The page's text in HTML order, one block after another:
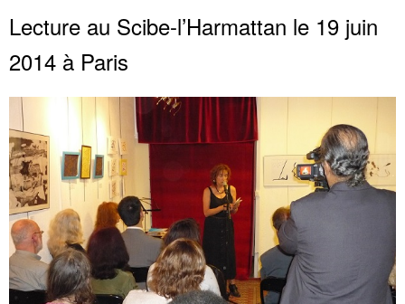
Lecture au Scibe-l’Harmattan le 19 juin
2014 à Paris